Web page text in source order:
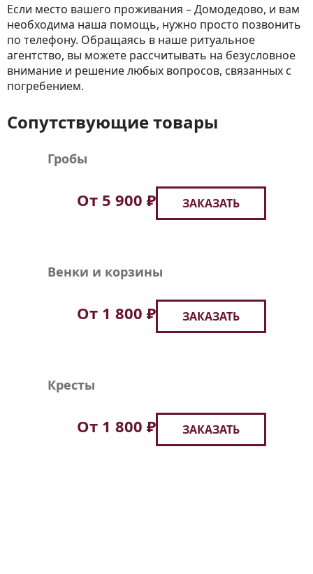
Если место вашего проживания – Домодедово, и вам
необходима наша помощь, нужно просто позвонить
по телефону. Обращаясь в наше ритуальное
агентство, вы можете рассчитывать на безусловное
внимание и решение любых вопросов, связанных с
погребением.
Сопутствующие товары
Гробы
От 5 900 ₽ ЗАКАЗАТЬ
Венки и корзины
От 1 800 ₽ ЗАКАЗАТЬ
Кресты
От 1 800 ₽ ЗАКАЗАТЬ